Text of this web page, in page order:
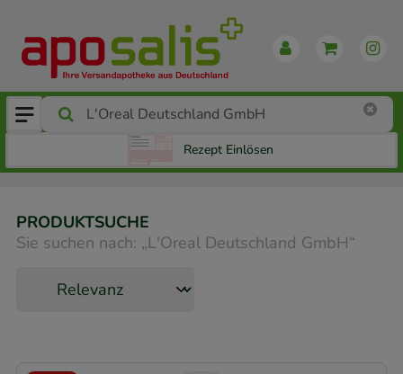
Rezept Einlösen
PRODUKTSUCHE
Sie suchen nach: „L'Oreal Deutschland GmbH“